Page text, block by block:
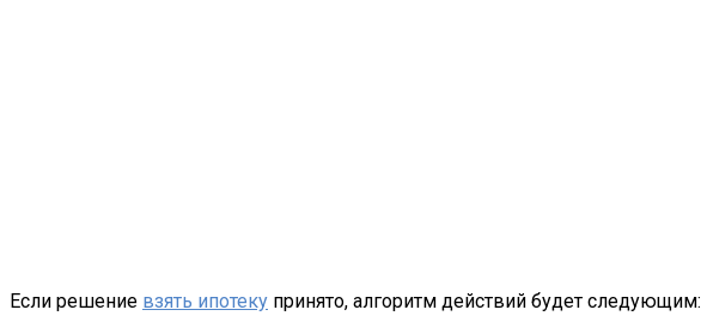
Если решение взять ипотеку принято, алгоритм действий будет следующим: